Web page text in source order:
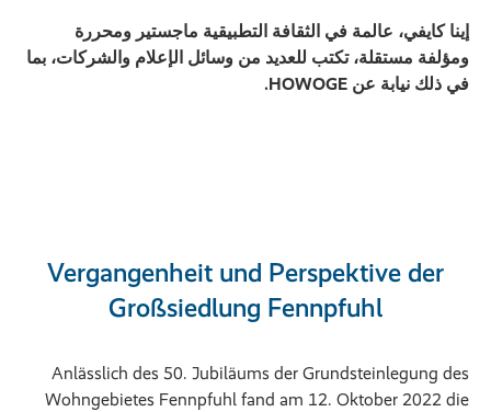
إينا كايفي، عالمة في الثقافة التطبيقية ماجستير ومحررة
ومؤلفة مستقلة، تكتب للعديد من وسائل الإعلام والشركات، بما
في ذلك نيابة عن HOWOGE.
Vergangenheit und Perspektive der
Großsiedlung Fennpfuhl
Anlässlich des 50. Jubiläums der Grundsteinlegung des
Wohngebietes Fennpfuhl fand am 12. Oktober 2022 die